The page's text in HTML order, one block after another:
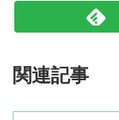
関連記事